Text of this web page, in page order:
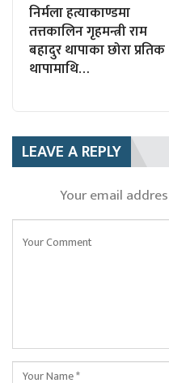
निर्मला हत्याकाण्डमा
तत्तकालिन गृहमन्त्री राम
बहादुर थापाका छोरा प्रतिक
थापामाथि…
LEAVE A REPLY
Your email